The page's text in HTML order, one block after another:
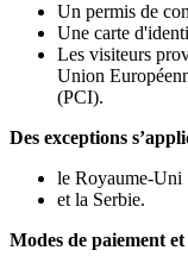
Un permis de
Une carte
Les visiteurs
Union
(PCI).
Des exceptions
le Royaume-Uni
et la Serbie.
Modes de paiement